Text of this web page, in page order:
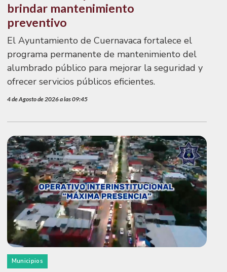
brindar mantenimiento
preventivo
El Ayuntamiento de Cuernavaca fortalece el
programa permanente de mantenimiento del
alumbrado público para mejorar la seguridad y
ofrecer servicios públicos eficientes.
4 de Agosto de 2026 a las 09:45
Municipios